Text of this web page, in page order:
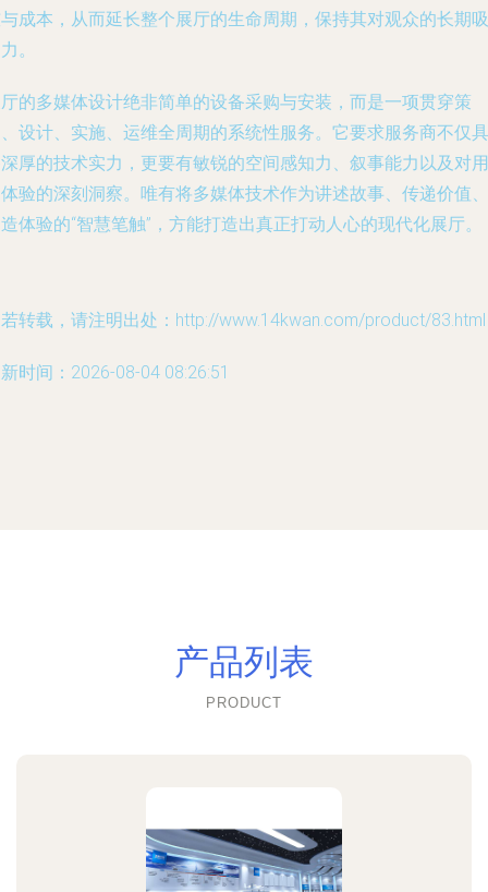
成本，从而延长整个展厅的生命周期，保持其对观众的长期吸
。
的多媒体设计绝非简单的设备采购与安装，而是一项贯穿策
设计、实施、运维全周期的系统性服务。它要求服务商不仅具
厚的技术实力，更要有敏锐的空间感知力、叙事能力以及对用
验的深刻洞察。唯有将多媒体技术作为讲述故事、传递价值、
体验的“智慧笔触”，方能打造出真正打动人心的现代化展厅。
转载，请注明出处：http://www.14kwan.com/product/83.html
时间：2026-08-04 08:26:51
产品列表
PRODUCT